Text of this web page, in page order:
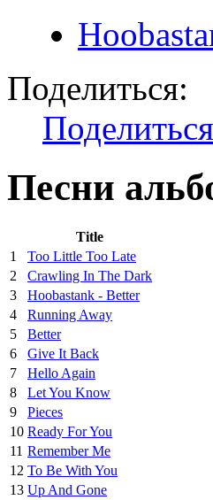
Поделиться:
Песни
Title
1
Too Little Too Late
2
Crawling In The Dark
3
Hoobastank - Better
4
Running Away
5
Better
6
Give It Back
7
Hello Again
8
Let You Know
9
Pieces
10 Ready For You
11 Remember Me
12 To Be With You
13 Up And Gone